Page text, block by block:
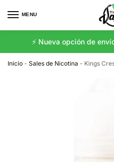
MENU
⚡️ Nueva opción de
Inicio - Sales de Nicotina - Kings